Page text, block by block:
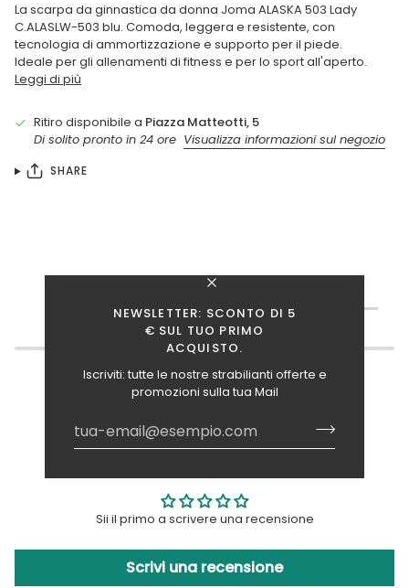
NEWSLETTER: SCONTO DI 5
€ SUL TUO PRIMO
ACQUISTO.
Iscriviti: tutte le nostre strabilianti offerte e
promozioni sulla tua Mail
La scarpa da ginnastica da donna Joma ALASKA 503 Lady
C.ALASLW-503 blu. Comoda, leggera e resistente, con
tecnologia di ammortizzazione e supporto per il piede.
Ideale per gli allenamenti di fitness e per lo sport all'aperto.
Leggi di più
Ritiro disponibile a Piazza Matteotti, 5
Di solito pronto in 24 ore Visualizza informazioni sul negozio
SHARE
TI INTERESSANO ANCHE QUESTI ARTICOLI?
Sii il primo a scrivere una recensione
Scrivi una recensione